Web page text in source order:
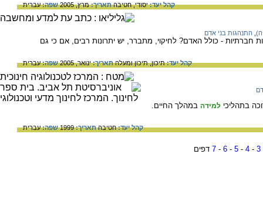
קהל יעד:יסודי,חטיבהתאריך:מרץ, 2005 שפה:עברית
התנהגות בני אדם
חברתיות - כולל האדם? לחיקוי, מתברר, יש יתרונות רבים, אם כי גם
קהל יעד:תיכון,תיכון ומעלהתאריך:ינואר, 2005 שפה:עברית
בתהליכי למידה במהלך החיים.
קהל יעד:חטיבהתאריך:1999 שפה:עברית
3
-
4
-
5
-
6
-
7 דפים